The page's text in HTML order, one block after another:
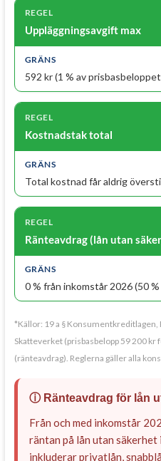
Uppläggningsavgift max
592 kr (1 % av
Kostnadstak total
Total kostnad får aldrig
Ränteavdrag (lån utan
0 % från inkomstår 2026 (50
*Källor: 19 a § Konsumentkreditlagen,
Skatteverket (prisbasbelopp 59 200
(ränteavdrag). Reglerna gäller alla
ⓘ Ränteavdrag för lån
Från och med inkomstår
räntan på lån utan
inkluderar privatlån,